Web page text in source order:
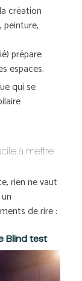
création
peinture,
prépare
espaces.
qui se
à mettre
rien ne vaut
de rire :
Blind test